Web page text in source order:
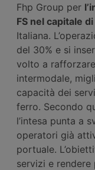
Fhp Group per
FS nel capitale
Italiana.
del 30% e si
volto a
intermodale,
capacità dei
ferro. Secondo
l’intesa punta a
operatori già
portuale.
servizi e